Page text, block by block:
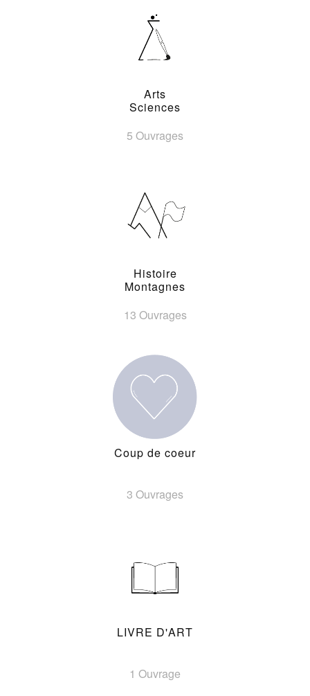
Arts
Sciences
5 Ouvrages
Histoire
Montagnes
13 Ouvrages
Coup de coeur
3 Ouvrages
LIVRE D'ART
1 Ouvrage